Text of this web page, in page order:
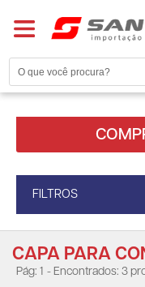
FILTROS
CAPA PARA
Pág: 1 - Encontrados: 3